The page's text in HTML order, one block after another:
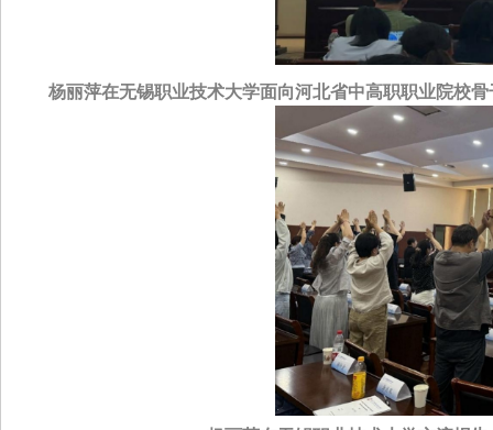
杨丽萍在无锡职业技术大学面向河北省中高职职业院校